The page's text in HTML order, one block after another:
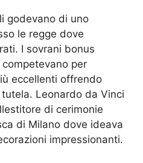
godevano di uno
le regge dove
I sovrani bonus
per
eccellenti offrendo
Leonardo da Vinci
di cerimonie
di Milano dove ideava
impressionanti.